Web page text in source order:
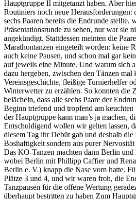
Hauptgruppe II mitgetanzt haben. Aber
Routiniers noch neue Herausforderungen:
sechs Paaren bereits die Endrunde stellte,
Präsentationsrunde zu sehen, nur war sie
angekündigt. Stattdessen meinten die
Marathontanzen eingeteilt worden: keine
auch keine Pausen, und schon mal gar
auf jeweils eine Minute. Und warum sich
dazu hergeben, zwischen den Tänzen mal
Vereinsgeschichte, fleißige Turnierhelfer
Winterwetter zu erzählen. So konnten die
belächeln, dass alle sechs Paare der
Beginn triefend und tropfend am
der Hauptgruppe kann man’s ja machen,
Entschuldigend wollen wir gelten lassen,
diesem Tag ihr Debüt gab und deshalb die
Boshaftigkeit sondern aus purer
Das KO-Tanzen machten dann Berlin und
wobei Berlin mit Phillipp Caffier und
Berlin e. V.) knapp die Nase vorn hatte.
Plätze 3 und 4, und wir waren froh, die
Tanzpausen für die offene Wertung
überhaupt bestritten zu haben Zum